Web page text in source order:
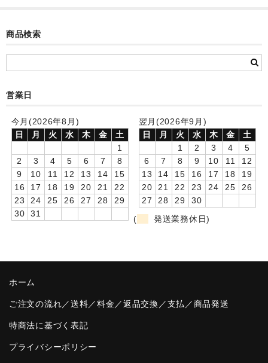
制服メモリー
園や先生への贈り物
卒業記念品
音声入りフォトフレームクロック(集合)
音声入りフォトフレームクロック(校歌)
ポケットウォッチ
商品検索
営業日
今月(2026年8月)
日
月 火 水 木 金
土
1
2
3 4 5 6 7
8
9
10 11 12 13 14
15
16
17 18 19 20 21
22
23
24 25 26 27 28
29
30
31
翌月(2026年9月)
日
月 火 水 木 金
土
1
2 3 4
5
6
7 8 9 10 11
12
13
14 15 16 17 18
19
20
21 22 23 24 25
26
27
28 29
30
(
発送業務休日)
ホーム
ご注文の流れ／送料／料金／返品交換／支払／商品発送
特商法に基づく表記
プライバシーポリシー